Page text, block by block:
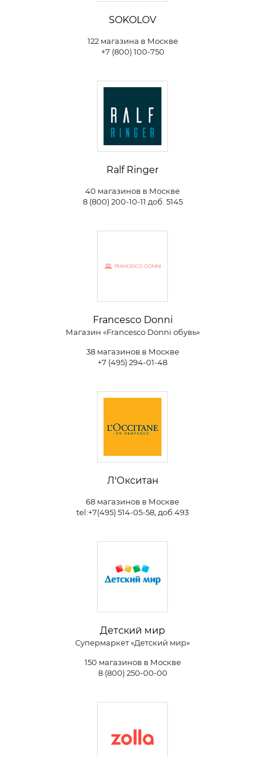
SOKOLOV
122 магазина в Москве
+7 (800) 100-750
Ralf Ringer
40 магазинов в Москве
8 (800) 200-10-11 доб. 5145
Francesco Donni
Магазин «Francesco Donni обувь»
38 магазинов в Москве
+7 (495) 294-01-48
Л'Окситан
68 магазинов в Москве
tel:+7(495) 514-05-58, доб.493
Детский мир
Супермаркет «Детский мир»
150 магазинов в Москве
8 (800) 250-00-00